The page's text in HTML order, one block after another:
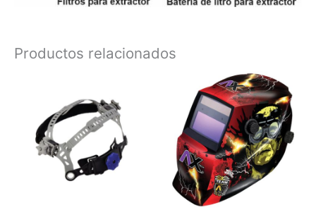
Productos relacionados